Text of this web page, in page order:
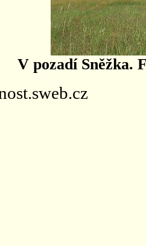
V pozadí Sněžka.